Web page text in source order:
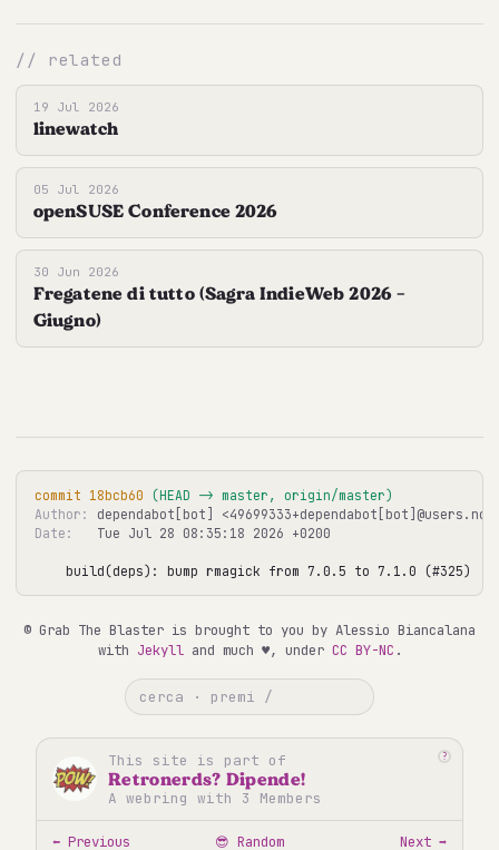
// related
19 Jul 2026
linewatch
05 Jul 2026
openSUSE Conference 2026
30 Jun 2026
Fregatene di tutto (Sagra IndieWeb 2026 -
Giugno)
commit 18bcb60 (HEAD -> master, origin/master)
Author:
Date:
   Tue Jul 28 08:35:18 2026 +0200
build(deps): bump rmagick from 7.0.5 to 7.1.0 (#325)
© Grab The Blaster is brought to you by Alessio Biancalana
with Jekylland much ♥, under CC BY-NC .